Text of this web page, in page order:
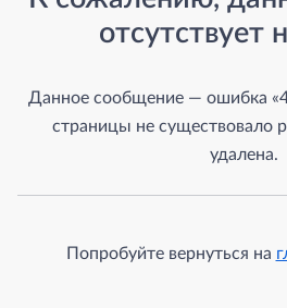
отсутствует
Данное сообщение — ошибка
страницы не существовало
удалена.
Попробуйте вернуться на